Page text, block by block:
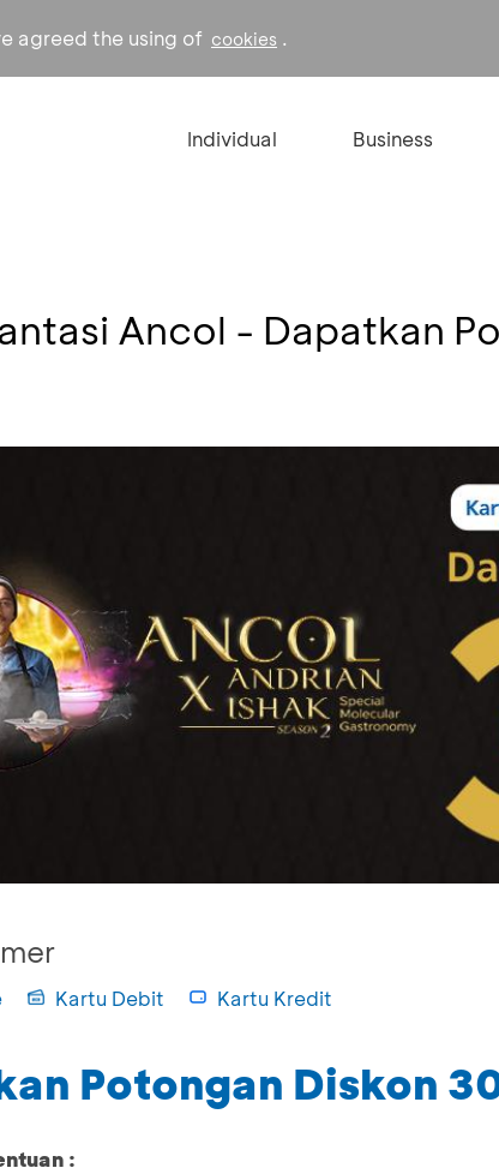
agreed the using of cookies .
Individual Business
Ancol - Dapatkan
Kartu Debit Kartu Kredit
Potongan Diskon
: